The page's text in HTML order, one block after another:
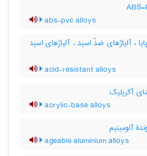
abs-pvc alloys
، آلیاژهای ضدّ اسید ، آلیاژهای اسید
acid-resistant alloys
آکریلیک
acrylic-base alloys
آلومینیم
ageable aluminium alloys